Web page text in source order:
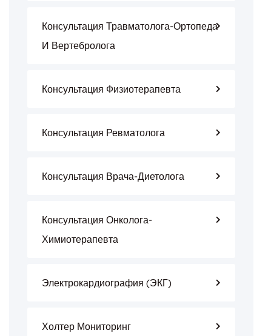
Консультация Травматолога-Ортопеда
И Вертебролога
Консультация Физиотерапевта
Консультация Ревматолога
Консультация Врача-Диетолога
Консультация Онколога-
Химиотерапевта
Электрокардиография (ЭКГ)
Холтер Мониторинг